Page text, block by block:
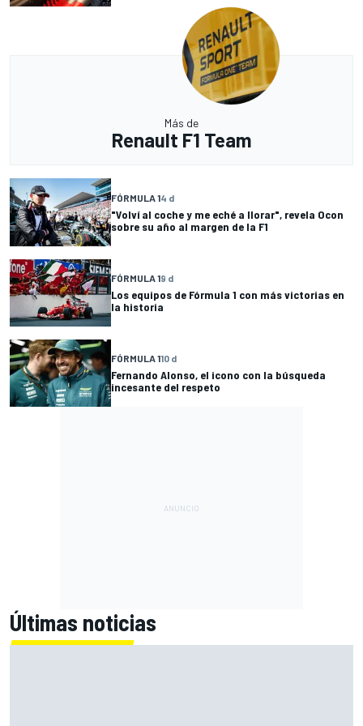
Más de
Renault F1 Team
FÓRMULA 14 d
"Volví al coche y me eché a llorar", revela Ocon
sobre su año al margen de la F1
FÓRMULA 19 d
Los equipos de Fórmula 1 con más victorias en
la historia
FÓRMULA 110 d
Fernando Alonso, el icono con la búsqueda
incesante del respeto
Últimas noticias